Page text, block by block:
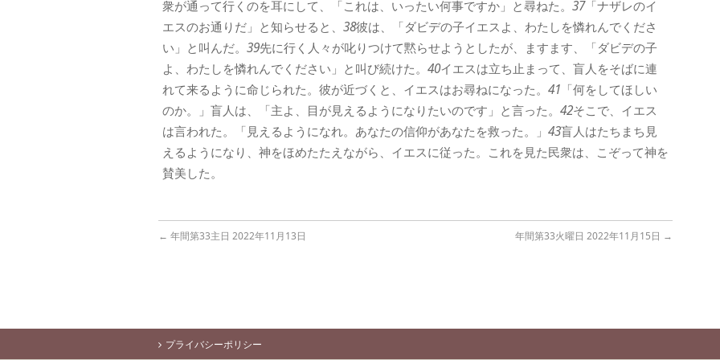
衆が通って行くのを耳にして、「これは、いったい何事ですか」と尋ねた。 37「ナザレのイ
エスのお通りだ」と知らせると、 38彼は、「ダビデの子イエスよ、わたしを憐れんでくださ
い」と叫んだ。 39先に行く人々が叱りつけて黙らせようとしたが、ますます、「ダビデの子
よ、わたしを憐れんでください」と叫び続けた。 40イエスは立ち止まって、盲人をそばに連
れて来るように命じられた。彼が近づくと、イエスはお尋ねになった。 41 「何をしてほしい
のか。」盲人は、「主よ、目が見えるようになりたいのです」と言った。 42そこで、イエス
は言われた。「見えるようになれ。あなたの信仰があなたを救った。」 43盲人はたちまち見
えるようになり、神をほめたたえながら、イエスに従った。これを見た民衆は、こぞって神を
賛美した。
← 年間第33主日 2022年11月13日 年間第33火曜日 2022年11月15日 →
プライバシーポリシー